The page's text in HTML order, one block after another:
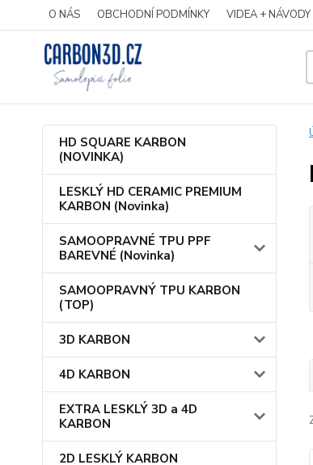
O NÁS OBCHODNÍ PODMÍNKY VIDEA + NÁVODY
HD SQUARE KARBON
(NOVINKA)
LESKLÝ HD CERAMIC PREMIUM
KARBON (Novinka)
SAMOOPRAVNÉ TPU PPF
BAREVNÉ (Novinka)
SAMOOPRAVNÝ TPU KARBON
(TOP)
3D KARBON
4D KARBON
EXTRA LESKLÝ 3D a 4D
KARBON
2D LESKLÝ KARBON